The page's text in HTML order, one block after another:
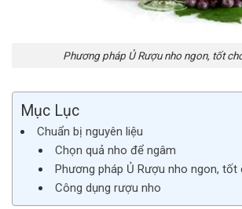
Phương pháp Ủ Rượu nho ngon, tốt
Mục Lục
Chuẩn bị nguyên liệu
Chọn quả nho để ngâm
Phương pháp Ủ Rượu nho ngon,
Công dụng rượu nho